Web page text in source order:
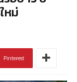
หม่
Pinterest